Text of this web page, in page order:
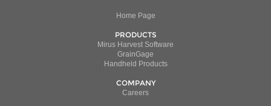
Home Page
PRODUCTS
Mirus Harvest Software
GrainGage
Handheld Products
COMPANY
Careers